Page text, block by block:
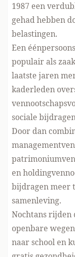
1987 een
gehad hebben
belastingen.
Een
populair als
laatste jaren
kaderleden
sociale
Door dan
en
bijdragen meer
samenleving.
Nochtans rijden
openbare
naar school en